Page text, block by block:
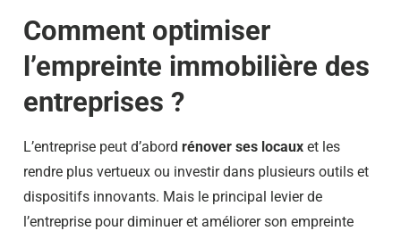
Comment optimiser
l’empreinte immobilière des
entreprises ?
L’entreprise peut d’abord rénover ses locaux et les
rendre plus vertueux ou investir dans plusieurs outils et
dispositifs innovants. Mais le principal levier de
l’entreprise pour diminuer et améliorer son empreinte